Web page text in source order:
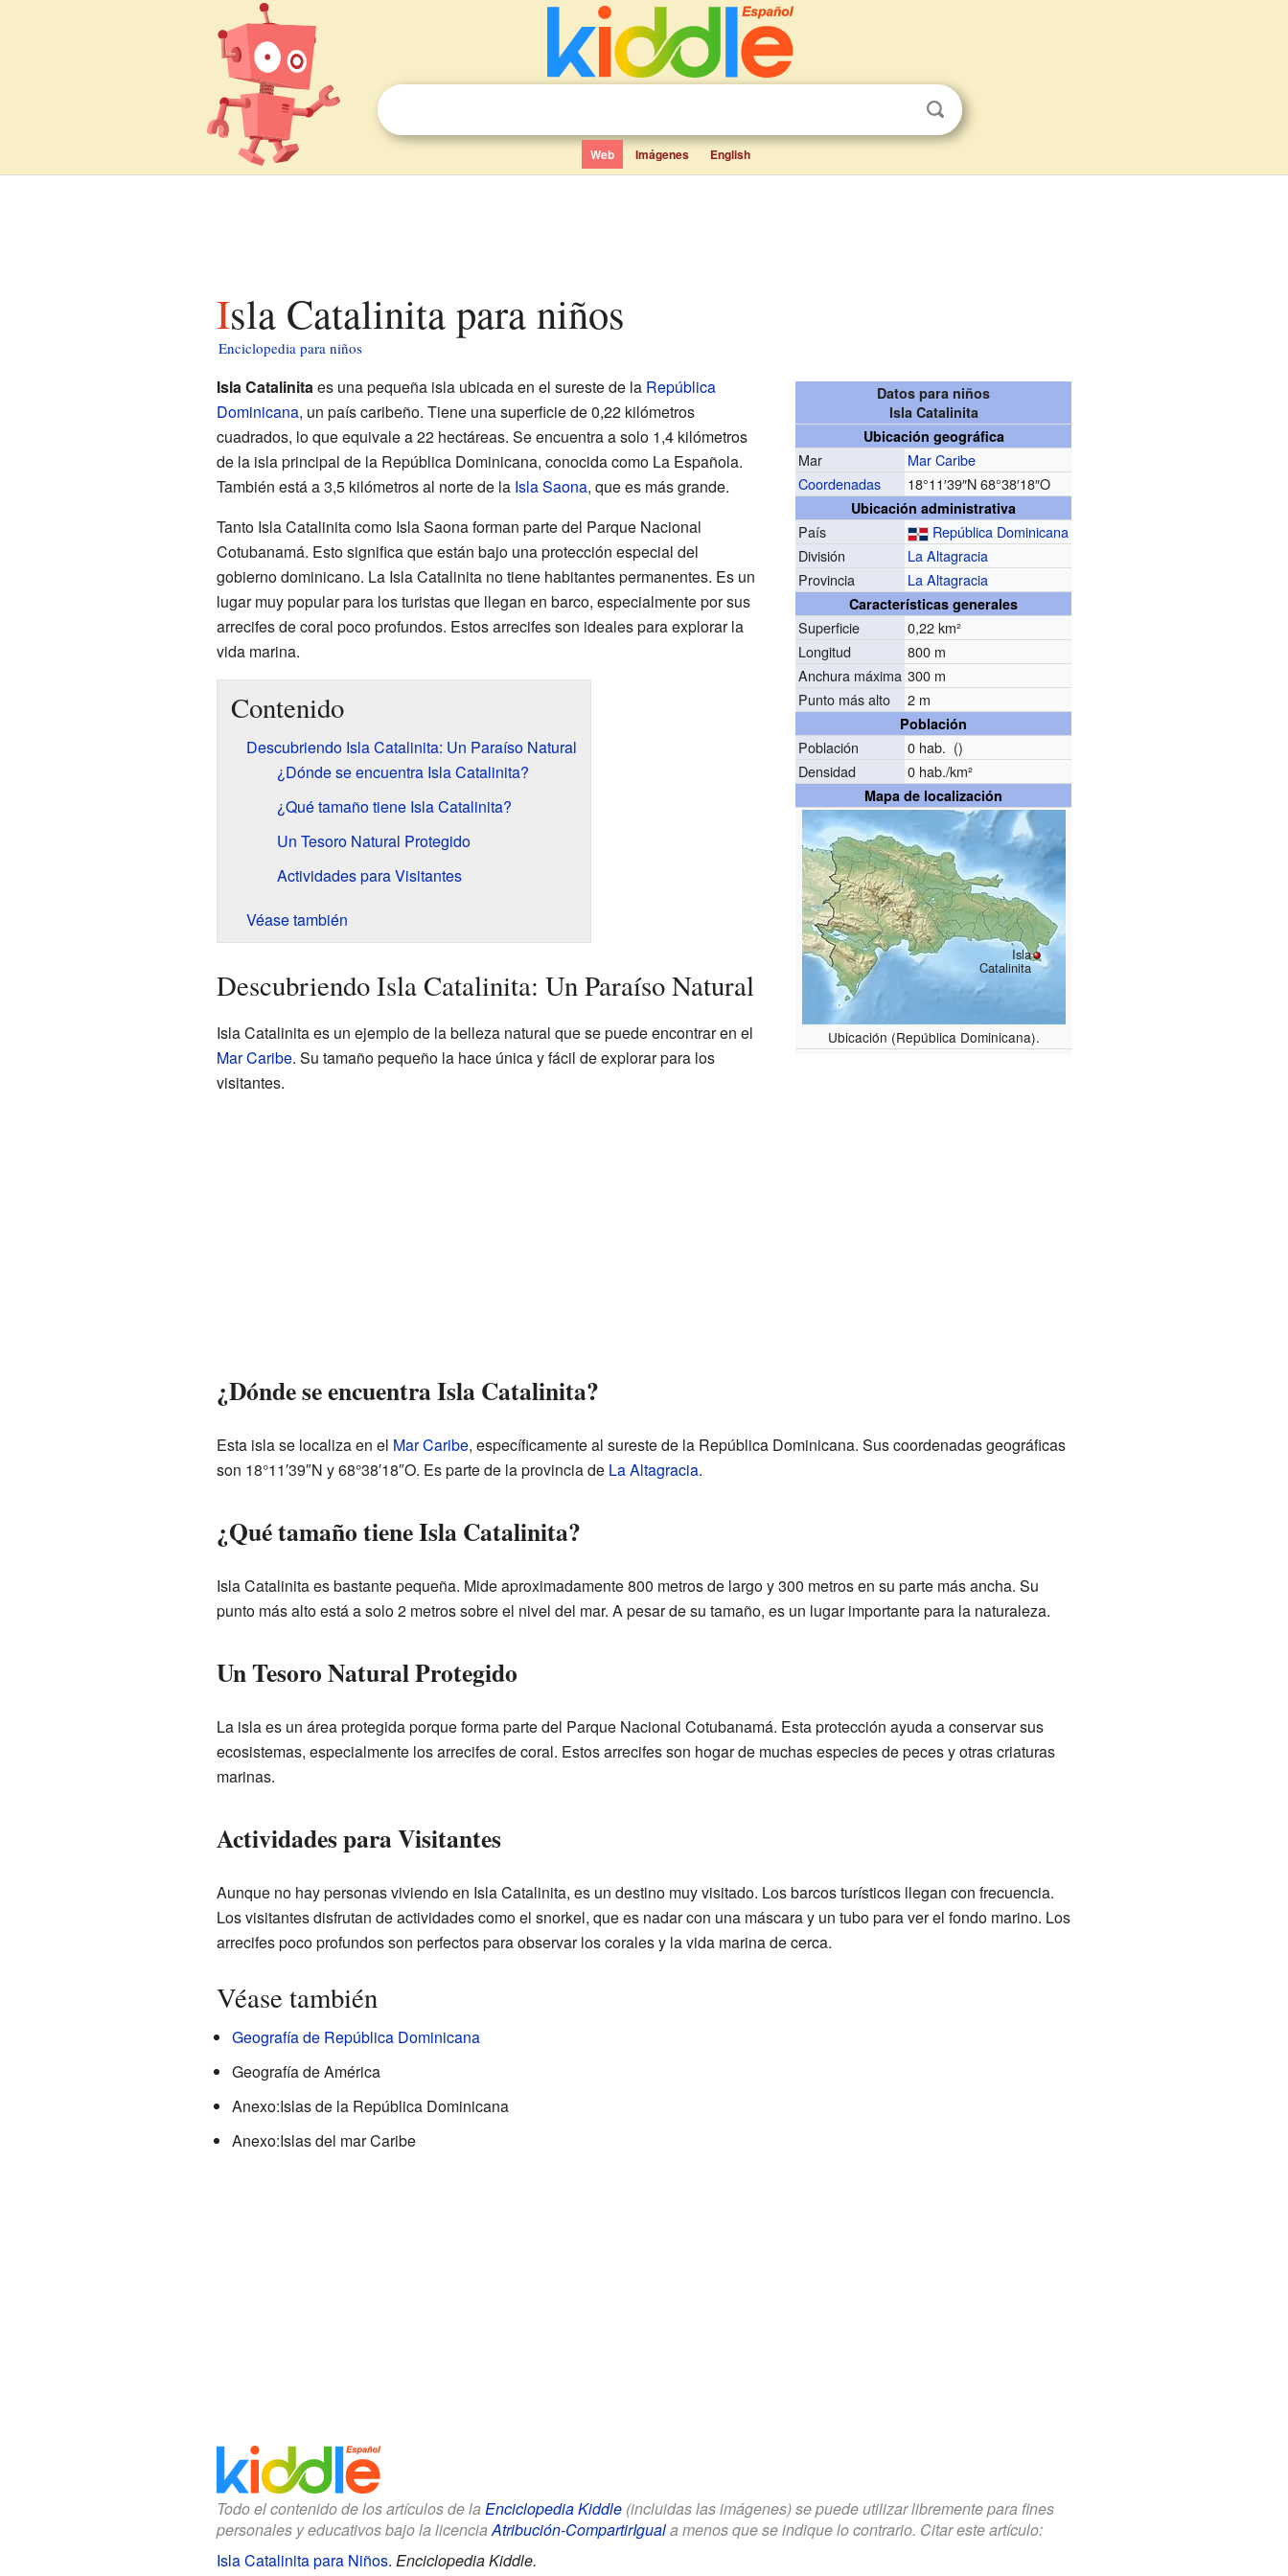
Web Imágenes English
Isla Catalinita para niños
Enciclopedia para niños
Datos para niños
Isla Catalinita
Ubicación geográfica
Mar
Mar Caribe
Coordenadas
18°11′39″N 68°38′18″O
Ubicación administrativa
País
República Dominicana
División
La Altagracia
Provincia
La Altagracia
Características generales
Superficie
0,22 km²
Longitud
800 m
Anchura máxima 300 m
Punto más alto
2 m
Población
Población
0 hab. ()
Densidad
0 hab./km²
Mapa de localización
Isla
Catalinita
Ubicación (República Dominicana).
Isla Catalinitaes una pequeña isla ubicada en el sureste de la República
Dominicana, un país caribeño. Tiene una superficie de 0,22 kilómetros
cuadrados, lo que equivale a 22 hectáreas. Se encuentra a solo 1,4 kilómetros
de la isla principal de la República Dominicana, conocida como La Española.
También está a 3,5 kilómetros al norte de la Isla Saona, que es más grande.
Tanto Isla Catalinita como Isla Saona forman parte del Parque Nacional
Cotubanamá. Esto significa que están bajo una protección especial del
gobierno dominicano. La Isla Catalinita no tiene habitantes permanentes. Es un
lugar muy popular para los turistas que llegan en barco, especialmente por sus
arrecifes de coral poco profundos. Estos arrecifes son ideales para explorar la
vida marina.
Contenido
Descubriendo Isla Catalinita: Un Paraíso Natural
¿Dónde se encuentra Isla Catalinita?
¿Qué tamaño tiene Isla Catalinita?
Un Tesoro Natural Protegido
Actividades para Visitantes
Véase también
Descubriendo Isla Catalinita: Un Paraíso Natural
Isla Catalinita es un ejemplo de la belleza natural que se puede encontrar en el
Mar Caribe. Su tamaño pequeño la hace única y fácil de explorar para los
visitantes.
¿Dónde se encuentra Isla Catalinita?
Esta isla se localiza en el Mar Caribe, específicamente al sureste de la República Dominicana. Sus coordenadas geográficas
son 18°11′39″N y 68°38′18″O. Es parte de la provincia de La Altagracia.
¿Qué tamaño tiene Isla Catalinita?
Isla Catalinita es bastante pequeña. Mide aproximadamente 800 metros de largo y 300 metros en su parte más ancha. Su
punto más alto está a solo 2 metros sobre el nivel del mar. A pesar de su tamaño, es un lugar importante para la naturaleza.
Un Tesoro Natural Protegido
La isla es un área protegida porque forma parte del Parque Nacional Cotubanamá. Esta protección ayuda a conservar sus
ecosistemas, especialmente los arrecifes de coral. Estos arrecifes son hogar de muchas especies de peces y otras criaturas
marinas.
Actividades para Visitantes
Aunque no hay personas viviendo en Isla Catalinita, es un destino muy visitado. Los barcos turísticos llegan con frecuencia.
Los visitantes disfrutan de actividades como el snorkel, que es nadar con una máscara y un tubo para ver el fondo marino. Los
arrecifes poco profundos son perfectos para observar los corales y la vida marina de cerca.
Véase también
Geografía de República Dominicana
Geografía de América
Anexo:Islas de la República Dominicana
Anexo:Islas del mar Caribe
Todo el contenido de los artículos de la Enciclopedia Kiddle(incluidas las imágenes) se puede utilizar libremente para fines
personales y educativos bajo la licenciaAtribución-CompartirIguala menos que se indique lo contrario. Citar este artículo:
Isla Catalinita para Niños. Enciclopedia Kiddle.